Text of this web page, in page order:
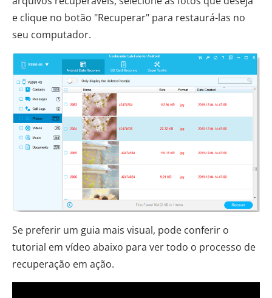
e clique no botão "Recuperar" para restaurá-las no
seu computador.
Se preferir um guia mais visual, pode conferir o
tutorial em vídeo abaixo para ver todo o processo de
recuperação em ação.